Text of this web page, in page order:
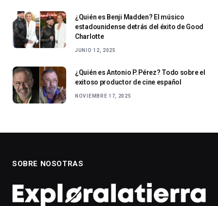
¿Quién es Benji Madden? El músico
estadounidense detrás del éxito de Good
Charlotte
JUNIO 12, 2025
¿Quién es Antonio P. Pérez? Todo sobre el
exitoso productor de cine español
NOVIEMBRE 17, 2025
SOBRE NOSOTRAS